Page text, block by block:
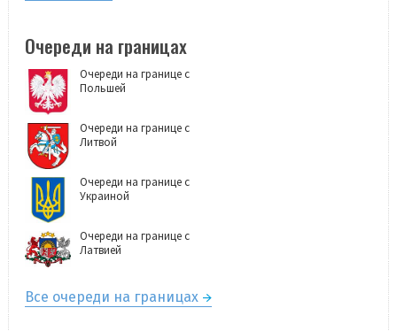
Очереди на границах
Очереди на границе с
Польшей
Очереди на границе с
Литвой
Очереди на границе с
Украиной
Очереди на границе с
Латвией
Все очереди на границах